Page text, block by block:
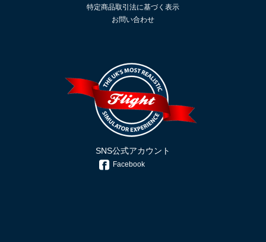
特定商品取引法に基づく表示
お問い合わせ
SNS公式アカウント
Facebook